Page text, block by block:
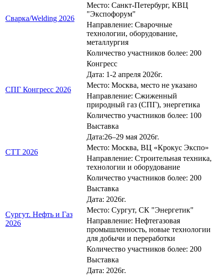
Сварка/Welding 2026
Место: Санкт-Петербург, КВЦ
"Экспофорум"
Направление: Сварочные
технологии, оборудование,
металлургия
Количество участников более: 200
СПГ Конгресс 2026
Конгресс
Дата: 1-2 апреля 2026г.
Место: Москва, место не указано
Направление: Сжиженный
природный газ (СПГ), энергетика
Количество участников более: 100
СТТ 2026
Выставка
Дата:26–29 мая 2026г.
Место: Москва, ВЦ «Крокус Экспо»
Направление: Строительная техника,
технологии и оборудование
Количество участников более: 200
Сургут. Нефть и Газ
2026
Выставка
Дата: 2026г.
Место: Сургут, СК "Энергетик"
Направление: Нефтегазовая
промышленность, новые технологии
для добычи и переработки
Количество участников более: 200
Выставка
Дата: 2026г.